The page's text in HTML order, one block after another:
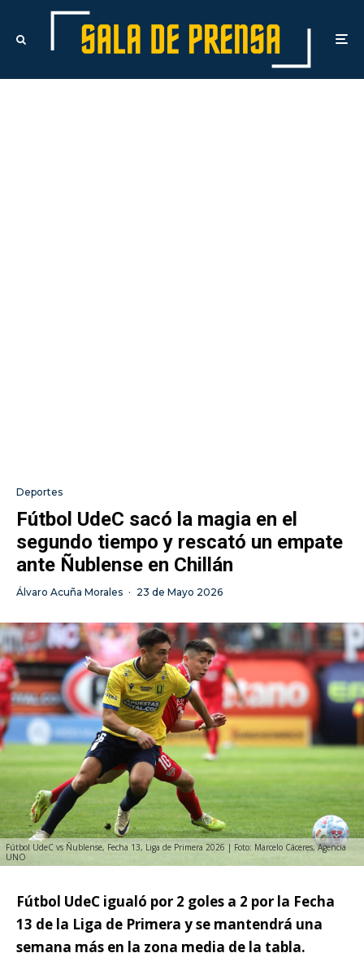
Deportes
Fútbol UdeC sacó la magia en el
segundo tiempo y rescató un empate
ante Ñublense en Chillán
Álvaro Acuña Morales · 23 de Mayo 2026
Fútbol UdeC vs Ñublense, Fecha 13, Liga de Primera 2026 | Foto: Marcelo Cáceres, Agencia
UNO
Fútbol UdeC igualó por 2 goles a 2 por la Fecha
13 de la Liga de Primera y se mantendrá una
semana más en la zona media de la tabla.